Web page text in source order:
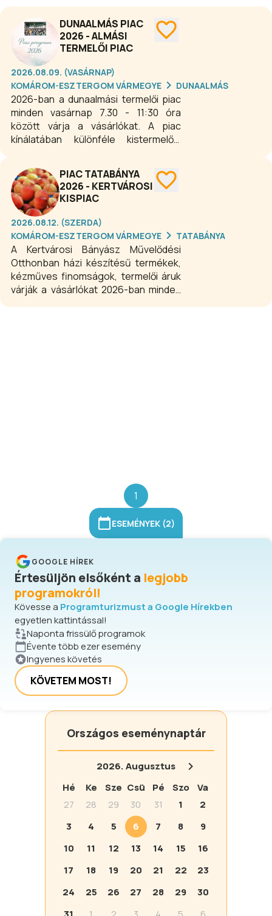
DUNAALMÁS PIAC
2026 - ALMÁSI
TERMELŐI PIAC
2026.08.09. (VASÁRNAP)
KOMÁROM-ESZTERGOM VÁRMEGYE
DUNAALMÁS
2026-ban a dunaalmási termelői piac
minden vasárnap 7.30 - 11:30 óra
között várja a vásárlókat. A piac
kínálatában különféle kistermelők,
legfinomabb lángosa található. A jó
hangulat és a finom termékek mindig
hívogatóak, gyertek ti is minden
vasárnap az almási piacra.
PIAC TATABÁNYA
2026 - KERTVÁROSI
KISPIAC
2026.08.12. (SZERDA)
KOMÁROM-ESZTERGOM VÁRMEGYE
TATABÁNYA
A Kertvárosi Bányász Művelődési
Otthonban házi készítésű termékek,
kézműves finomságok, termelői áruk
várják a vásárlókat 2026-ban minden
1
ESEMÉNYEK (2)
GOOGLE HÍREK
Értesüljön elsőként a legjobb
programokról!
Kövesse a Programturizmust a Google Hírekben
egyetlen kattintással!
Naponta frissülő programok
Évente több ezer esemény
Ingyenes követés
KÖVETEM MOST!
Országos eseménynaptár
2026.Augusztus
Hé
Ke Sze Csü Pé Szo
Va
27
28 29 30 31 1
2
3
4 5 6 7 8
9
10
11 12 13 14 15
16
17
18 19 20 21 22
23
24
25 26 27 28 29
30